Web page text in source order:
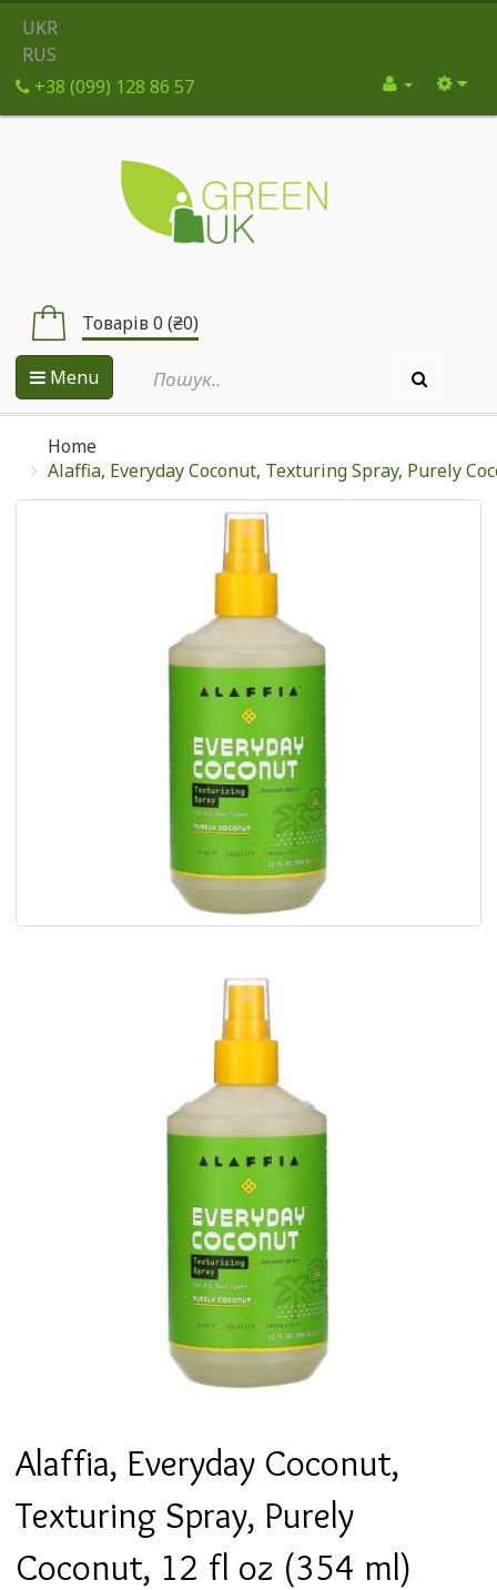
UKR
RUS
+38 (099) 128 86 57
Товарів 0 (₴0)
Menu
Home
Alaffia, Everyday Coconut, Texturing Spray, Purely
Alaffia, Everyday Coconut,
Texturing Spray, Purely
Coconut, 12 fl oz (354 ml)